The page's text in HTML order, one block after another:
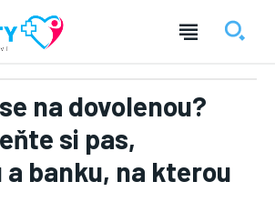
na dovolenou?
si pas,
banku, na kterou